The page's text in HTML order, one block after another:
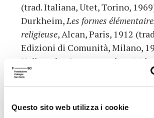
Questo sito web utilizza i cookie
(trad. Italiana, Utet, Torino,
Durkheim,Les formes
religieuse, Alcan, Paris, 1912
Edizioni di Comunità, Milano,
Halbwachs, Les causes du suicide
Paris, 1930. - M. Mauss,
Saggio
Teoria generale della magia ed
Einaudi, Torino, 1950 (nuova